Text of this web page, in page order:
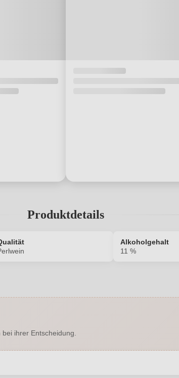
Produktdetails
Alkoholgehalt
11 %
ihrer Entscheidung.